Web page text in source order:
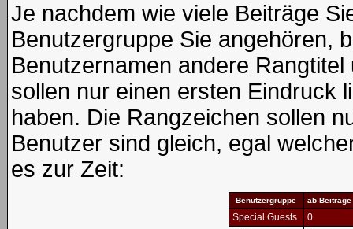
Je nachdem wie viele Beiträge
Benutzergruppe Sie angehören,
Benutzernamen andere
sollen nur einen ersten Eindruck
haben. Die Rangzeichen sollen
Benutzer sind gleich, egal
es zur Zeit:
Benutzergruppe ab Beiträge
Special Guests
0